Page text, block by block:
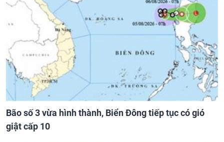
Bão số 3 vừa hình thành, Biển Đông tiếp tục có gió
giật cấp 10